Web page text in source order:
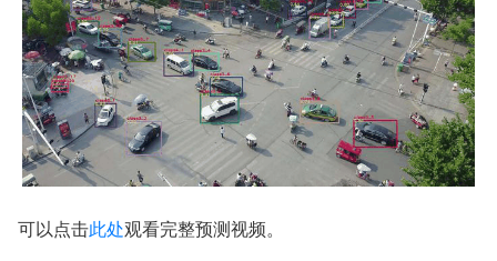
可以点击此处观看完整预测视频。